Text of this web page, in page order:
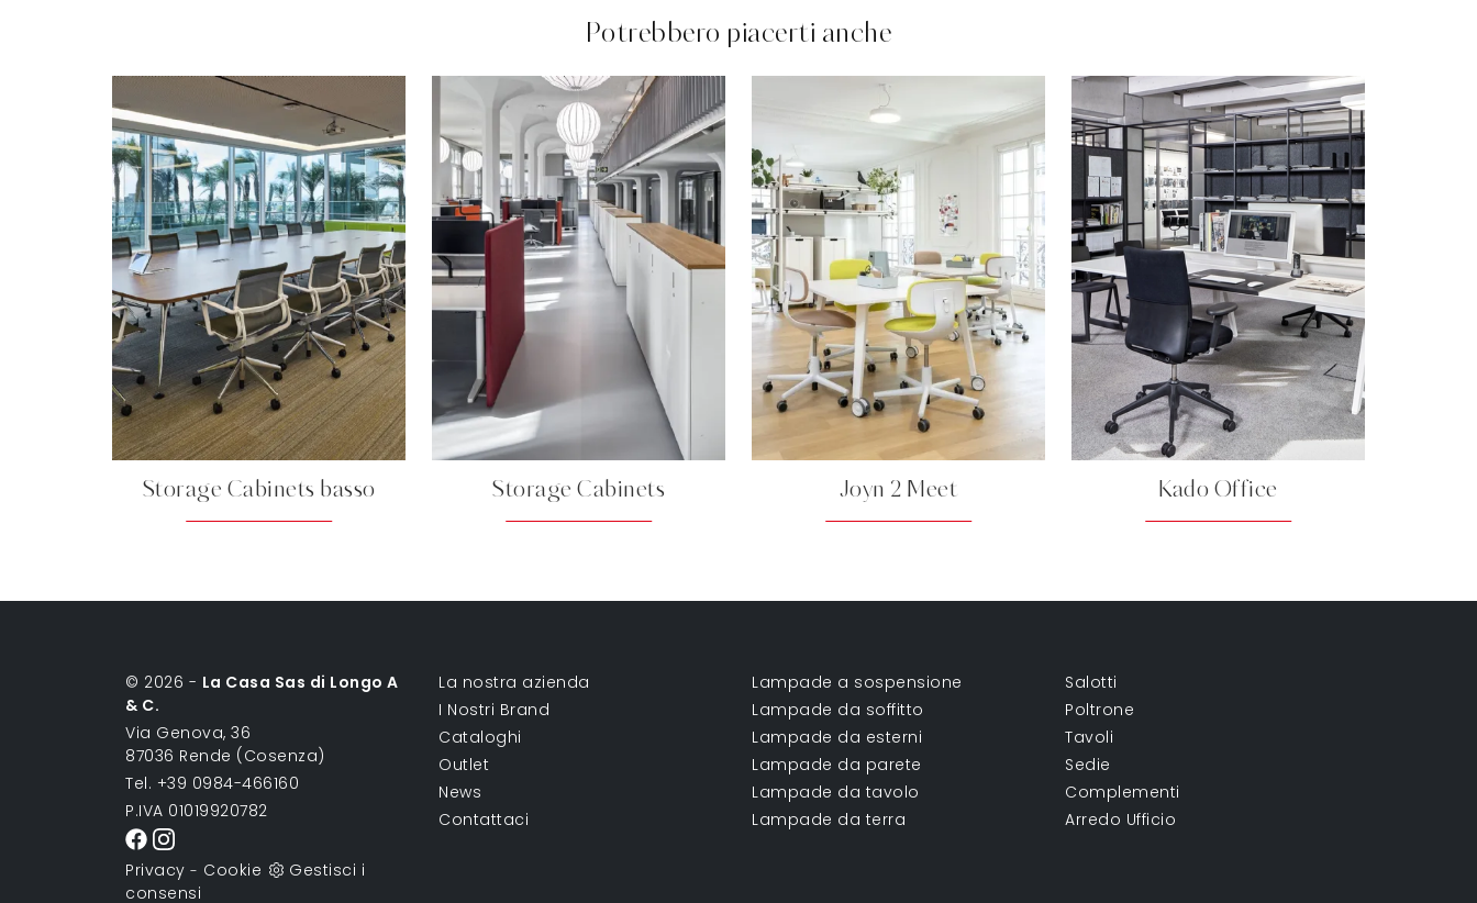
Potrebbero piacerti anche
Storage Cabinets basso Storage Cabinets Joyn 2 Meet Kado Office
© 2026 - La Casa Sas di Longo A
& C.
Via Genova, 36
87036 Rende (Cosenza)
Tel. +39 0984-466160
P.IVA 01019920782
Privacy - Cookie
Gestisci i
consensi
La nostra azienda
I Nostri Brand
Cataloghi
Outlet
News
Contattaci
Lampade a sospensione
Lampade da soffitto
Lampade da esterni
Lampade da parete
Lampade da tavolo
Lampade da terra
Salotti
Poltrone
Tavoli
Sedie
Complementi
Arredo Ufficio